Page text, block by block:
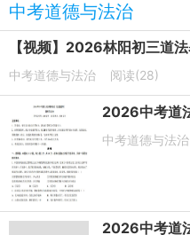
中考道德与法治
中考道德与法治 阅读(28)
中考道德与法治